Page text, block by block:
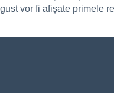
vor fi afișate primele